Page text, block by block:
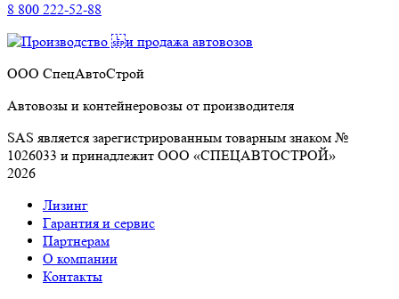
8 800 222-52-88
ООО СпецАвтоСтрой
Автовозы и контейнеровозы от производителя
SAS является зарегистрированным товарным знаком №
1026033 и принадлежит ООО «СПЕЦАВТОСТРОЙ»
2026
Лизинг
Гарантия и сервис
Партнерам
О компании
Контакты